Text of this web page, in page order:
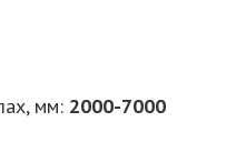
мм: 2000-7000